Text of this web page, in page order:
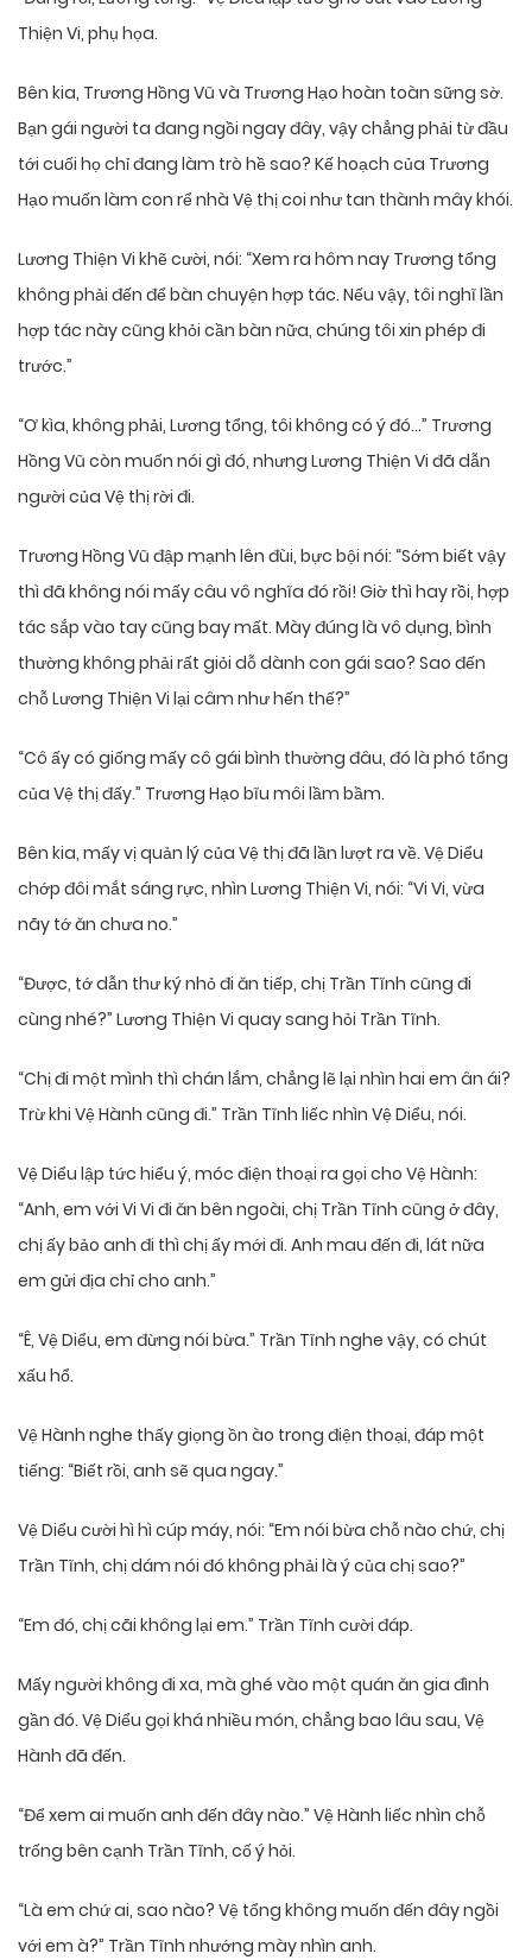
Thiện Vi, phụ họa.
Bên kia, Trương Hồng Vũ và Trương Hạo hoàn toàn sững sờ.
Bạn gái người ta đang ngồi ngay đây, vậy chẳng phải từ đầu
tới cuối họ chỉ đang làm trò hề sao? Kế hoạch của Trương
Hạo muốn làm con rể nhà Vệ thị coi như tan thành mây khói.
Lương Thiện Vi khẽ cười, nói: “Xem ra hôm nay Trương tổng
không phải đến để bàn chuyện hợp tác. Nếu vậy, tôi nghĩ lần
hợp tác này cũng khỏi cần bàn nữa, chúng tôi xin phép đi
trước.”
“Ơ kìa, không phải, Lương tổng, tôi không có ý đó…” Trương
Hồng Vũ còn muốn nói gì đó, nhưng Lương Thiện Vi đã dẫn
người của Vệ thị rời đi.
Trương Hồng Vũ đập mạnh lên đùi, bực bội nói: “Sớm biết vậy
thì đã không nói mấy câu vô nghĩa đó rồi! Giờ thì hay rồi, hợp
tác sắp vào tay cũng bay mất. Mày đúng là vô dụng, bình
thường không phải rất giỏi dỗ dành con gái sao? Sao đến
chỗ Lương Thiện Vi lại câm như hến thế?”
“Cô ấy có giống mấy cô gái bình thường đâu, đó là phó tổng
của Vệ thị đấy.” Trương Hạo bĩu môi lầm bầm.
Bên kia, mấy vị quản lý của Vệ thị đã lần lượt ra về. Vệ Diểu
chớp đôi mắt sáng rực, nhìn Lương Thiện Vi, nói: “Vi Vi, vừa
nãy tớ ăn chưa no.”
“Được, tớ dẫn thư ký nhỏ đi ăn tiếp, chị Trần Tĩnh cũng đi
cùng nhé?” Lương Thiện Vi quay sang hỏi Trần Tĩnh.
“Chị đi một mình thì chán lắm, chẳng lẽ lại nhìn hai em ân ái?
Trừ khi Vệ Hành cũng đi.” Trần Tĩnh liếc nhìn Vệ Diểu, nói.
Vệ Diểu lập tức hiểu ý, móc điện thoại ra gọi cho Vệ Hành:
“Anh, em với Vi Vi đi ăn bên ngoài, chị Trần Tĩnh cũng ở đây,
chị ấy bảo anh đi thì chị ấy mới đi. Anh mau đến đi, lát nữa
em gửi địa chỉ cho anh.”
“Ê, Vệ Diểu, em đừng nói bừa.” Trần Tĩnh nghe vậy, có chút
xấu hổ.
Vệ Hành nghe thấy giọng ồn ào trong điện thoại, đáp một
tiếng: “Biết rồi, anh sẽ qua ngay.”
Vệ Diểu cười hì hì cúp máy, nói: “Em nói bừa chỗ nào chứ, chị
Trần Tĩnh, chị dám nói đó không phải là ý của chị sao?”
“Em đó, chị cãi không lại em.” Trần Tĩnh cười đáp.
Mấy người không đi xa, mà ghé vào một quán ăn gia đình
gần đó. Vệ Diểu gọi khá nhiều món, chẳng bao lâu sau, Vệ
Hành đã đến.
“Để xem ai muốn anh đến đây nào.” Vệ Hành liếc nhìn chỗ
trống bên cạnh Trần Tĩnh, cố ý hỏi.
“Là em chứ ai, sao nào? Vệ tổng không muốn đến đây ngồi
với em à?” Trần Tĩnh nhướng mày nhìn anh.